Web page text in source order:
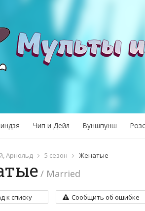
Чип и Дейл Вуншпунш
Арнольд 5 сезон Женатые
/ Married
к списку Сообщить об ошибке